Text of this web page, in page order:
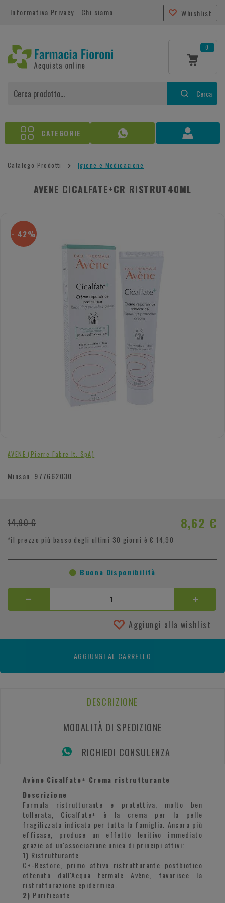
Informativa Privacy Chi siamo Whishlist
0
Cerca
CATEGORIE
Catalogo Prodotti Igiene e Medicazione
AVENE CICALFATE+CR RISTRUT40ML
- 42%
AVENE (Pierre Fabre It. SpA)
Minsan 977662030
14,90 € 8,62 €
*il prezzo più basso degli ultimi 30 giorni è € 14,90
Buona Disponibilità
Aggiungi alla wishlist
AGGIUNGI AL CARRELLO
DESCRIZIONE
MODALITÀ DI SPEDIZIONE
RICHIEDI CONSULENZA
Avène Cicalfate+ Crema ristrutturante
Descrizione
Formula ristrutturante e protettiva, molto ben
tollerata, Cicalfate+ è la crema per la pelle
fragilizzata indicata per tutta la famiglia. Ancora più
efficace, produce un effetto lenitivo immediato
grazie ad un'associazione unica di principi attivi:
1) Ristrutturante
C+-Restore, primo attivo ristrutturante postbiotico
ottenuto dall'Acqua termale Avène, favorisce la
ristrutturazione epidermica.
2) Purificante